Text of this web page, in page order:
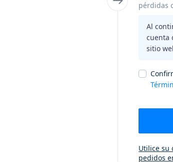
pérdidas
Al
cuenta
sitio
Utilice su
pedidos